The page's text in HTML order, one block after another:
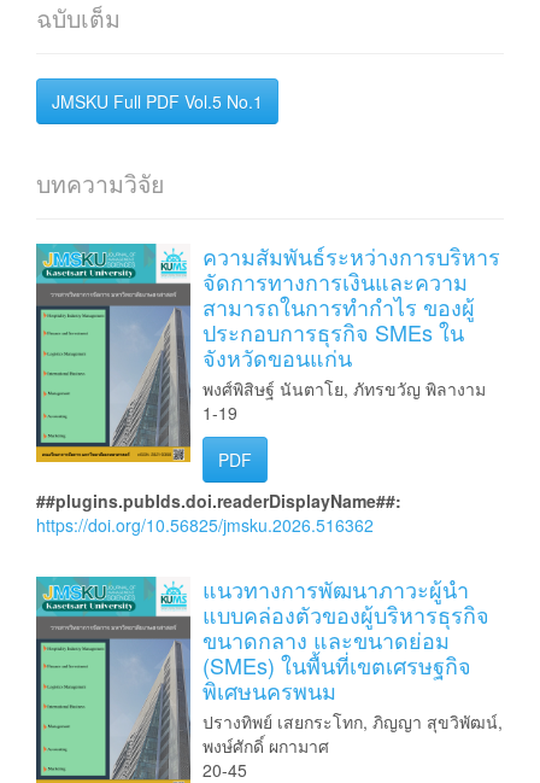
ฉบับเต็ม
JMSKU Full PDF Vol.5 No.1
บทความวิจัย
ความสัมพันธ์ระหว่างการบริหาร
จัดการทางการเงินและความ
สามารถในการทำกำไร ของผู้
ประกอบการธุรกิจ SMEs ใน
จังหวัดขอนแก่น
พงศ์พิสิษฐ์ นันตาโย, ภัทรขวัญ พิลางาม
1-19
PDF
##plugins.pubIds.doi.readerDisplayName##:
https://doi.org/10.56825/jmsku.2026.516362
แนวทางการพัฒนาภาวะผู้นำ
แบบคล่องตัวของผู้บริหารธุรกิจ
ขนาดกลาง และขนาดย่อม
(SMEs) ในพื้นที่เขตเศรษฐกิจ
พิเศษนครพนม
ปรางทิพย์ เสยกระโทก, ภิญญา สุขวิพัฒน์,
พงษ์ศักดิ์ ผกามาศ
20-45